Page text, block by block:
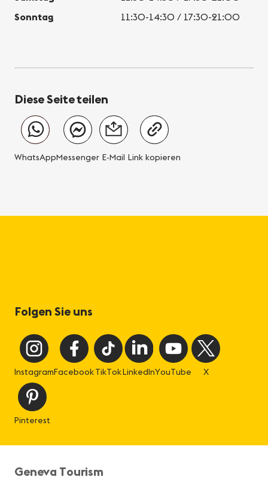
Sonntag
11:30-14:30 / 17:30-21:00
Diese Seite teilen
WhatsAppMessenger E-Mail Link kopieren
Folgen Sie uns
InstagramFacebookTikTokLinkedInYouTube X
Pinterest
Geneva Tourism